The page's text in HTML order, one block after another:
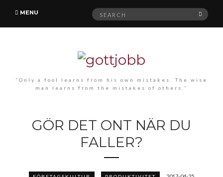
MENU
Search
for:
“Only a fool learns from his own mistakes. The wise
man learns from the mistakes of others.”
GÖR DET ONT NÄR DU
FALLER?